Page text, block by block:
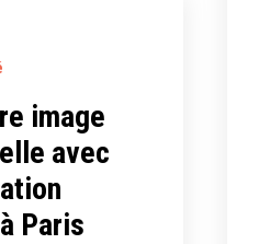
image
avec
Paris